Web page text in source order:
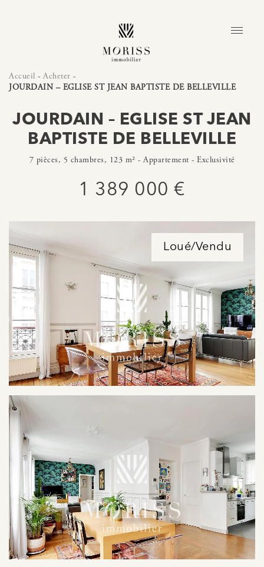
Accueil - Acheter -
JOURDAIN – EGLISE ST JEAN BAPTISTE DE BELLEVILLE
JOURDAIN – EGLISE ST JEAN
BAPTISTE DE BELLEVILLE
7 pièces, 5 chambres, 123 m² - Appartement - Exclusivité
1 389 000 €
Loué/Vendu